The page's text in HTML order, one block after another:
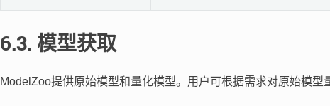
6.3. 模型获取
ModelZoo提供原始模型和量化模型。用户可根据需求对原始模型